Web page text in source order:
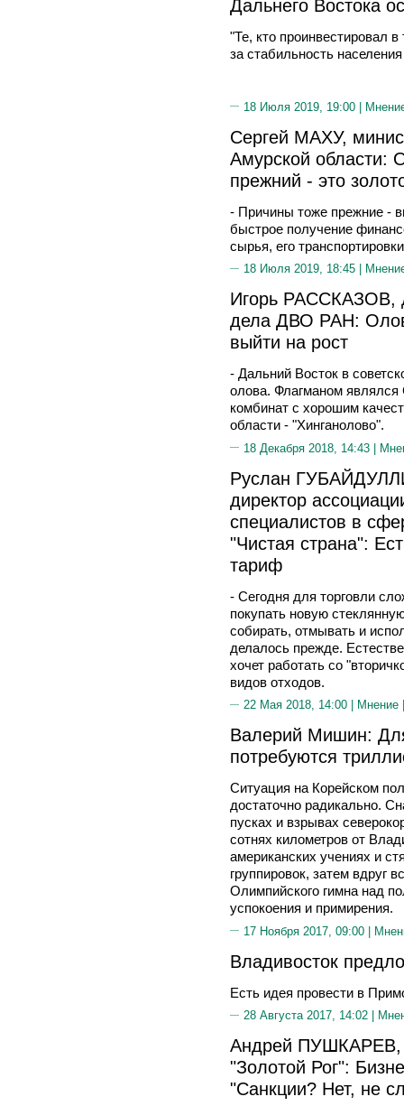
Дальнего Востока
"Те, кто проинвестировал
за стабильность
18 Июля 2019, 19:00 |
Сергей МАХУ,
Амурской области:
прежний - это
- Причины тоже прежние -
быстрое получение
сырья, его
18 Июля 2019, 18:45 |
Игорь РАССКАЗОВ,
дела ДВО РАН:
выйти на рост
- Дальний Восток в
олова. Флагманом
комбинат с хорошим
области - "Хинганолово".
18 Декабря 2018, 14:43 |
Руслан
директор
специалистов в
"Чистая страна":
тариф
- Сегодня для торговли
покупать новую
собирать, отмывать и
делалось прежде.
хочет работать со
видов отходов.
22 Мая 2018, 14:00 | Мнение
Валерий Мишин:
потребуются
Ситуация на Корейском
достаточно радикально.
пусках и взрывах
сотнях километров от
американских учениях и
группировок, затем вдруг
Олимпийского гимна над
успокоения и примирения.
17 Ноября 2017, 09:00 |
Владивосток
Есть идея провести в
28 Августа 2017, 14:02 |
Андрей ПУШКАРЕВ,
"Золотой Рог":
"Санкции? Нет, не